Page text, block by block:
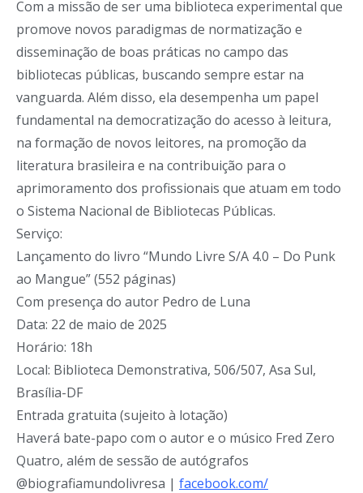
Com a missão de ser uma biblioteca experimental que
promove novos paradigmas de normatização e
disseminação de boas práticas no campo das
bibliotecas públicas, buscando sempre estar na
vanguarda. Além disso, ela desempenha um papel
fundamental na democratização do acesso à leitura,
na formação de novos leitores, na promoção da
literatura brasileira e na contribuição para o
aprimoramento dos profissionais que atuam em todo
o Sistema Nacional de Bibliotecas Públicas.
Serviço:
Lançamento do livro “Mundo Livre S/A 4.0 – Do Punk
ao Mangue” (552 páginas)
Com presença do autor Pedro de Luna
Data: 22 de maio de 2025
Horário: 18h
Local: Biblioteca Demonstrativa, 506/507, Asa Sul,
Brasília-DF
Entrada gratuita (sujeito à lotação)
Haverá bate-papo com o autor e o músico Fred Zero
Quatro, além de sessão de autógrafos
@biografiamundolivresa | facebook.com/